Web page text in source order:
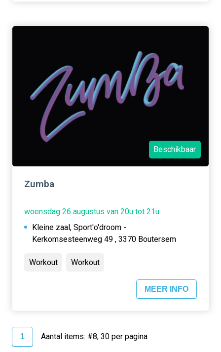
Beschikbaar
Zumba
woensdag 26 augustus van 20u tot 21u
Kleine zaal, Sport'o'droom -
Kerkomsesteenweg 49 , 3370 Boutersem
Workout Workout
MEER INFO
1 Aantal items: #8, 30 per pagina